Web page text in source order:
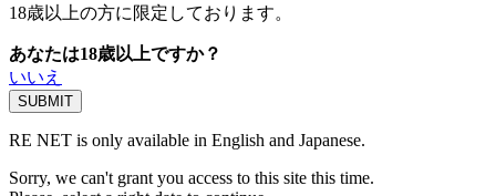
18歳以上の方に限定しております。
あなたは18歳以上ですか？
いいえ
RE NET is only available in English and Japanese.
Sorry, we can't grant you access to this site this time.